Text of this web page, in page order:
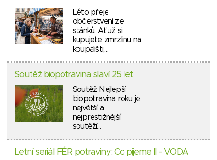
Léto přeje
občerstvení ze
stánků. Ať už si
kupujete zmrzlinu na
koupališti,…
Soutěž biopotravina slaví 25 let
Soutěž Nejlepší
biopotravina roku je
největší a
nejprestižnější
soutěží…
Letní seriál FÉR potraviny: Co pijeme II - VODA